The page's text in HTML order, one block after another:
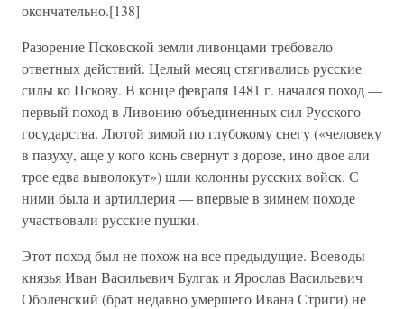
окончательно.[138]
Разорение Псковской земли ливонцами требовало
ответных действий. Целый месяц стягивались русские
силы ко Пскову. В конце февраля 1481 г. начался поход —
первый поход в Ливонию объединенных сил Русского
государства. Лютой зимой по глубокому снегу («человеку
в пазуху, аще у кого конь свернут з дорозе, ино двое али
трое едва выволокут») шли колонны русских войск. С
ними была и артиллерия — впервые в зимнем походе
участвовали русские пушки.
Этот поход был не похож на все предыдущие. Воеводы
князья Иван Васильевич Булгак и Ярослав Васильевич
Оболенский (брат недавно умершего Ивана Стриги) не